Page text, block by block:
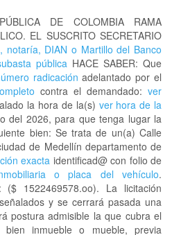
DE COLOMBIA RAMA
EL SUSCRITO SECRETARIO
notaría, DIAN o Martillo del Banco
públicaHACE SABER: Que
radicación adelantado por el
contra el demandado: ver
la hora de la(s) ver hora de la
del 2026, para que tenga lugar la
bien: Se trata de un(a) Calle
de Medellín departamento de
exacta identificad@ con folio de
o placa del vehículo.
1522469578.oo). La licitación
y se cerrará pasada una
postura admisible la que cubra el
inmueble o mueble, previa